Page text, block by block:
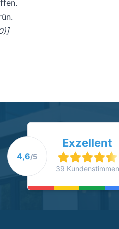
4,6/5
Exzellent
39 Kundenstimmen